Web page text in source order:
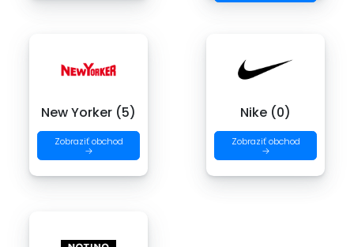
New Yorker (5)
Zobraziť obchod
→
Nike (0)
Zobraziť obchod
→